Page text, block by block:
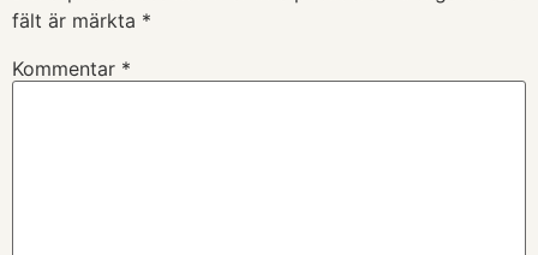
fält är märkta *
Kommentar *